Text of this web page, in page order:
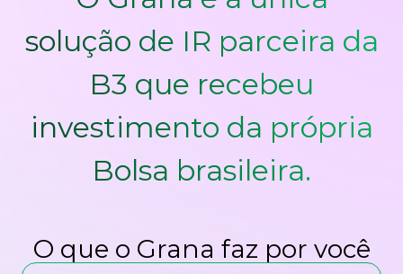
solução de IR parceira da
B3 que recebeu
investimento da própria
Bolsa brasileira.
O que o Grana faz por você